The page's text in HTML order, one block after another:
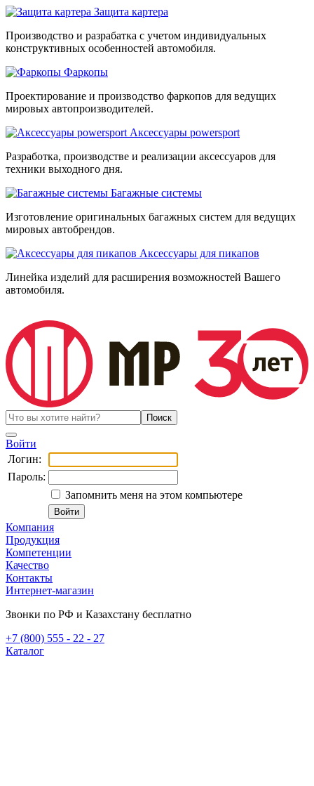
Защита картера
Производство и разрабатка с учетом индивидуальных
конструктивных особенностей автомобиля.
Фаркопы
Проектирование и производство фаркопов для ведущих
мировых автопроизводителей.
Аксессуары powersport
Разработка, производстве и реализации аксессуаров для
техники выходного дня.
Багажные системы
Изготовление оригинальных багажных систем для ведущих
мировых автобрендов.
Аксессуары для пикапов
Линейка изделий для расширения возможностей Вашего
автомобиля.
Войти
Логин:
Пароль:
Запомнить меня на этом компьютере
Компания
Продукция
Компетенции
Качество
Контакты
Интернет-магазин
Звонки по РФ и Казахстану бесплатно
+7 (800) 555 - 22 - 27
Каталог